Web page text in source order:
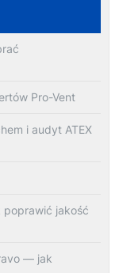
Pro-Vent
i audyt ATEX
poprawić jakość
— jak